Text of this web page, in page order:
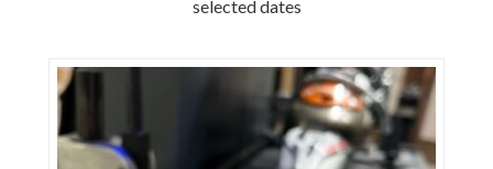
selected dates